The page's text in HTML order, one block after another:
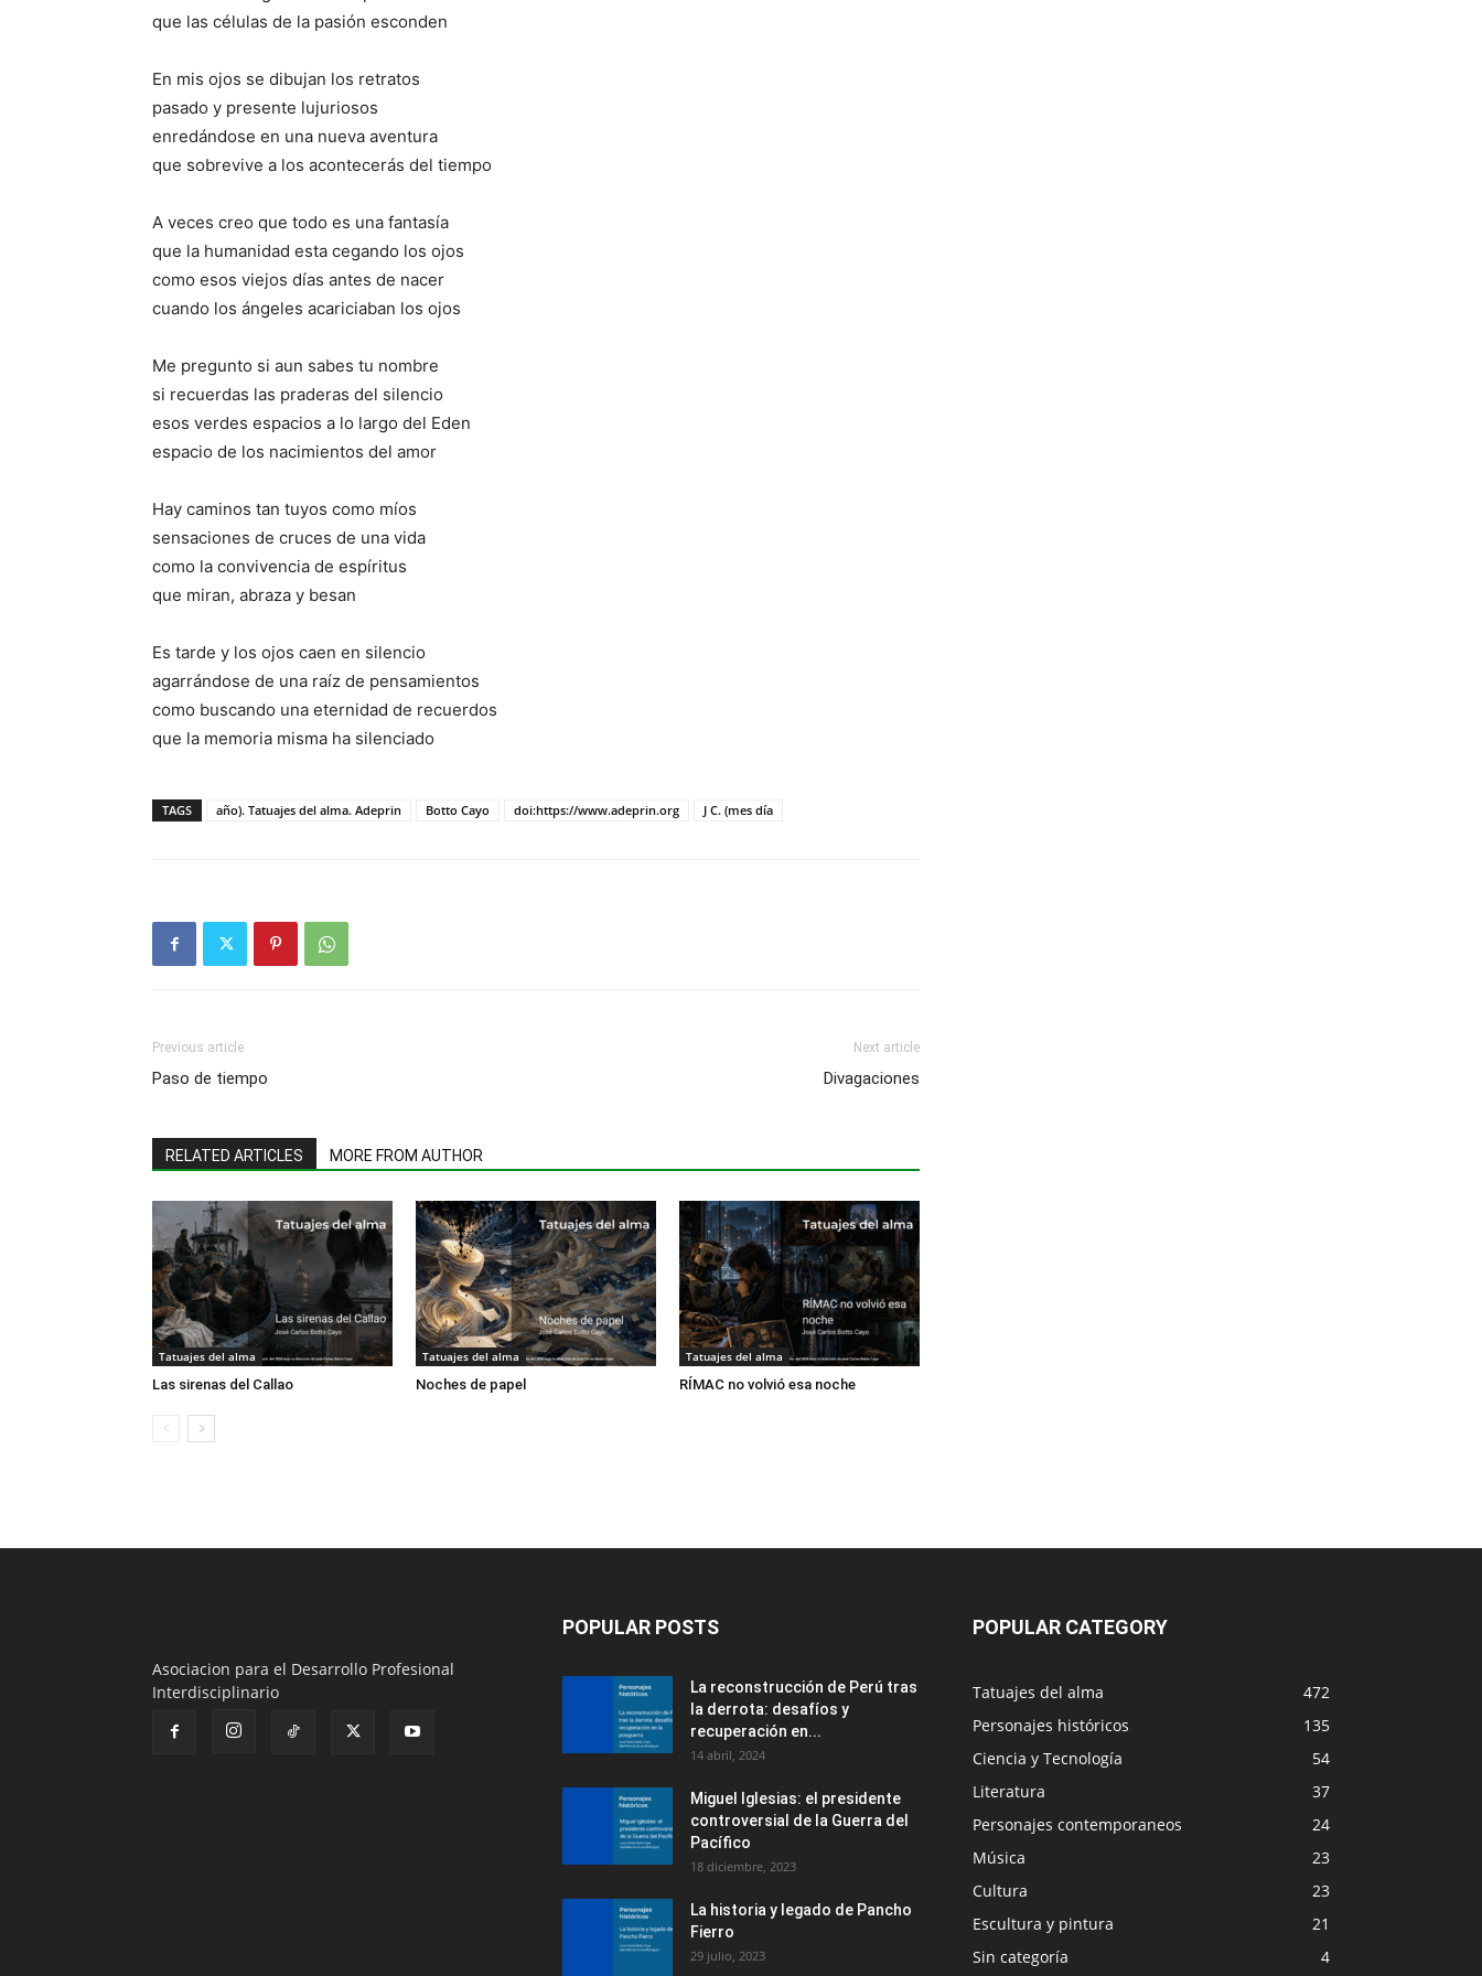
que las células de la pasión esconden
En mis ojos se dibujan los retratos
pasado y presente lujuriosos
enredándose en una nueva aventura
que sobrevive a los acontecerás del tiempo
A veces creo que todo es una fantasía
que la humanidad esta cegando los ojos
como esos viejos días antes de nacer
cuando los ángeles acariciaban los ojos
Me pregunto si aun sabes tu nombre
si recuerdas las praderas del silencio
esos verdes espacios a lo largo del Eden
espacio de los nacimientos del amor
Hay caminos tan tuyos como míos
sensaciones de cruces de una vida
como la convivencia de espíritus
que miran, abraza y besan
Es tarde y los ojos caen en silencio
agarrándose de una raíz de pensamientos
como buscando una eternidad de recuerdos
que la memoria misma ha silenciado
TAGS año). Tatuajes del alma. Adeprin Botto Cayo doi:https://www.adeprin.org J C. (mes día
Previous article
Paso de tiempo
Next article
Divagaciones
RELATED ARTICLES MORE FROM AUTHOR
Tatuajes del alma
Las sirenas del Callao
Tatuajes del alma
Noches de papel
Tatuajes del alma
RÍMAC no volvió esa noche
Asociacion para el Desarrollo Profesional
Interdisciplinario
POPULAR POSTS
La reconstrucción de Perú tras
la derrota: desafíos y
recuperación en...
14 abril, 2024
Miguel Iglesias: el presidente
controversial de la Guerra del
Pacífico
18 diciembre, 2023
La historia y legado de Pancho
Fierro
29 julio, 2023
POPULAR CATEGORY
Tatuajes del alma
472
Personajes históricos
135
Ciencia y Tecnología
54
Literatura
37
Personajes contemporaneos
24
Música
23
Cultura
23
Escultura y pintura
21
Sin categoría
4